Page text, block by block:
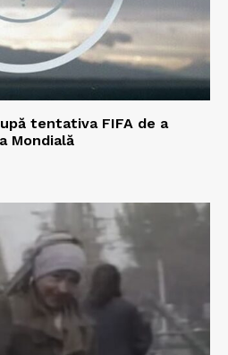
tentativa FIFA de a
Mondială